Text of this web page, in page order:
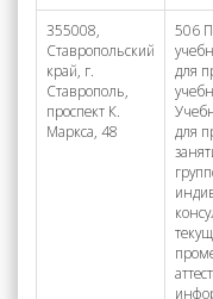
355008,
Ставропольский
край, г.
Ставрополь,
проспект К.
Маркса, 48
506
для
для